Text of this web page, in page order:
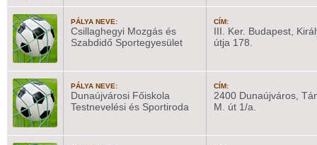
PÁLYA NEVE:
Csillaghegyi Mozgás és
Szabdidő Sportegyesület
CÍM:
III. Ker. Budapest,
útja 178.
PÁLYA NEVE:
Dunaújvárosi Főiskola
Testnevelési és Sportiroda
CÍM:
2400 Dunaújváros,
M. út 1/a.